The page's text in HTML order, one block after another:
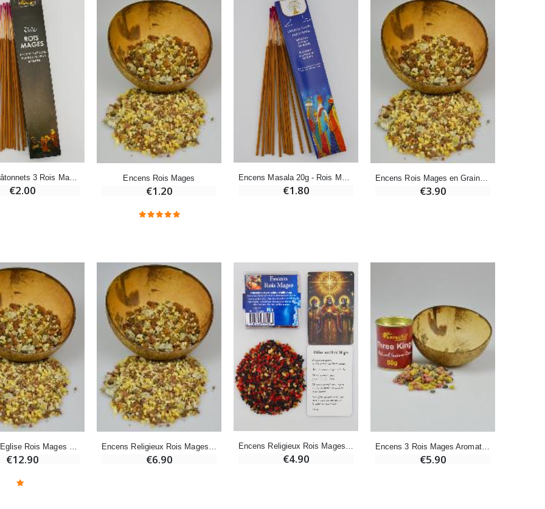
-30%
€10.00 €7.00
-20%
€12.00 €9.60
€7.90
-10%
€5.50 €4.95
€58.50
€6.00
-10%
€15.00 €13.50
€21.90
€12.90
Médaille Miraculeuse Or 9 Carats - 10 mm
€130.00
€2.50
Une bougie 150 gr et votre Prière déposées à Lourdes
€10.00
-20%
Eau de Lourdes 1 Litre
€12.00
€7.90
-10%
Bougie de Neuvaine Contre le Mal - Saint Michel
€5.50
Encens Bâtonnets 3 Rois Mages - Aromatika 15 gr
€2.00
Encens Rois Mages
€1.20
Encens Masala 20g - Rois Mages
€1.80
Encens Rois Mages en Grains 50gr
€3.90
€12.90 €6.90
Encens Religieux Rois Mages + Prière
€4.90
Encens 3 Rois Mages Aromatika - Boîte de 50gr
€5.90